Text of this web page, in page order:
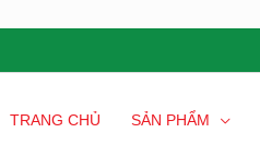
TRANG CHỦ SẢN PHẨM